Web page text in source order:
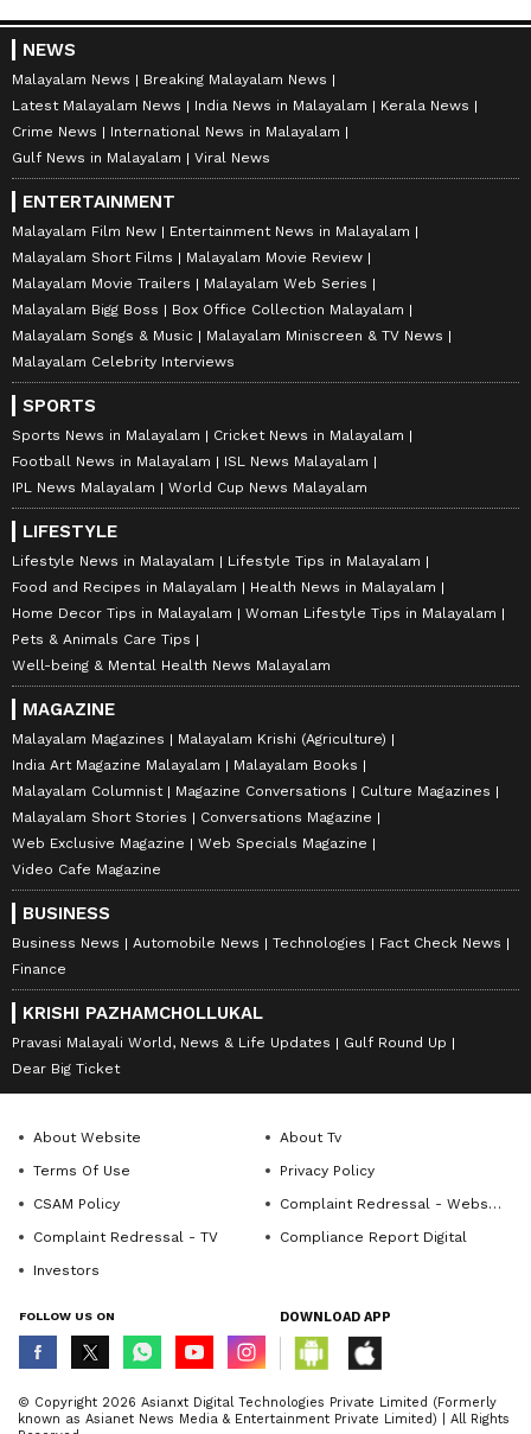
NEWS
Malayalam News
Breaking Malayalam News
Latest Malayalam News
India News in Malayalam
Kerala News
Crime News
International News in Malayalam
Gulf News in Malayalam
Viral News
ENTERTAINMENT
Malayalam Film New
Entertainment News in Malayalam
Malayalam Short Films
Malayalam Movie Review
Malayalam Movie Trailers
Malayalam Web Series
Malayalam Bigg Boss
Box Office Collection Malayalam
Malayalam Songs & Music
Malayalam Miniscreen & TV News
Malayalam Celebrity Interviews
SPORTS
Sports News in Malayalam
Cricket News in Malayalam
Football News in Malayalam
ISL News Malayalam
IPL News Malayalam
World Cup News Malayalam
LIFESTYLE
Lifestyle News in Malayalam
Lifestyle Tips in Malayalam
Food and Recipes in Malayalam
Health News in Malayalam
Home Decor Tips in Malayalam
Woman Lifestyle Tips in Malayalam
Pets & Animals Care Tips
Well-being & Mental Health News Malayalam
MAGAZINE
Malayalam Magazines
Malayalam Krishi (Agriculture)
India Art Magazine Malayalam
Malayalam Books
Malayalam Columnist
Magazine Conversations
Culture Magazines
Malayalam Short Stories
Conversations Magazine
Web Exclusive Magazine
Web Specials Magazine
Video Cafe Magazine
BUSINESS
Business News Automobile News Technologies
Fact Check News
Finance
KRISHI PAZHAMCHOLLUKAL
Pravasi Malayali World, News & Life Updates
Gulf Round Up
Dear Big Ticket
About Website
About Tv
Terms Of Use
Privacy Policy
CSAM Policy
Complaint Redressal - Website
Complaint Redressal - TV
Compliance Report Digital
Investors
FOLLOW US ON DOWNLOAD APP
© Copyright 2026 Asianxt Digital Technologies Private Limited (Formerly
known as Asianet News Media & Entertainment Private Limited) | All Rights